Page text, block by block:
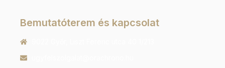
Bemutatóterem és kapcsolat